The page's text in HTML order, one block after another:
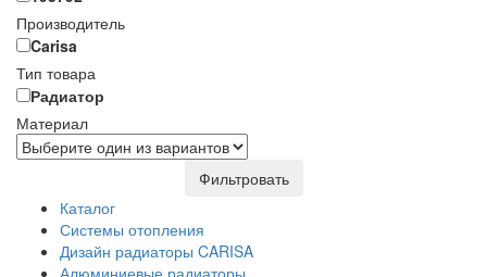
Производитель
Carisa
Тип товара
Радиатор
Материал
Фильтровать
Каталог
Системы отопления
Дизайн радиаторы CARISA